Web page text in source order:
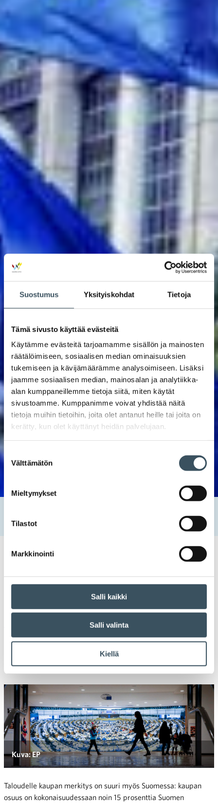
Suostumus Yksityiskohdat Tietoja
Tämä sivusto käyttää evästeitä
Käytämme evästeitä tarjoamamme sisällön ja mainosten
räätälöimiseen, sosiaalisen median ominaisuuksien
tukemiseen ja kävijämäärämme analysoimiseen. Lisäksi
jaamme sosiaalisen median, mainosalan ja analytiikka-
alan kumppaneillemme tietoja siitä, miten käytät
sivustoamme. Kumppanimme voivat yhdistää näitä
tietoja muihin tietoihin, joita olet antanut heille tai joita on
kerätty, kun olet käyttänyt heidän palvelujaan.
valinta
Välttämätön
Mieltymykset
Tilastot
Markkinointi
Salli kaikki
Salli valinta
Kiellä
Menestyvä kauppa, hyvinvoiva Eurooppa
Menestyvä kauppa, hyvinvoiva
Kaupan ala tarjoaa Euroopan unionin alueella noin 29 miljoona
työpaikkaa, eli joka seitsemäs eurooppalainen on alalla töissä.
Kauppa muodostaa kymmenen prosenttia koko EU:n
bruttokansantuotteesta. Kaupan alan menestys onkin
keskeistä koko EU:n hyvinvoinnille myös tulevaisuudessa.
Kuva: EP
Taloudelle kaupan merkitys on suuri myös Suomessa: kaupan
osuus on kokonaisuudessaan noin 15 prosenttia Suomen